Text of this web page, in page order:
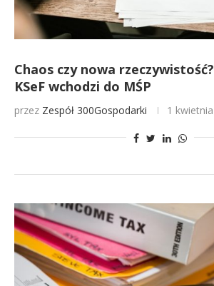
Chaos czy nowa
KSeF wchodzi do MŚP
przez Zespół 300Gospodarki 1